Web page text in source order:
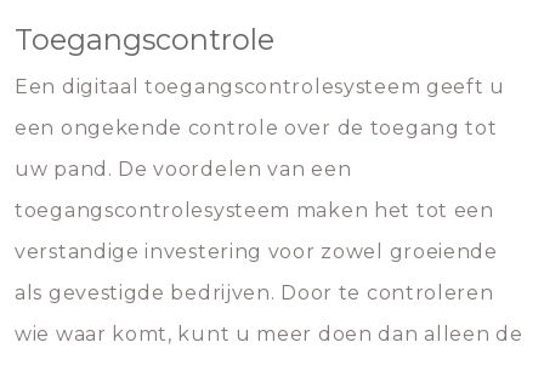
Toegangscontrole
Een digitaal toegangscontrolesysteem geeft u
een ongekende controle over de toegang tot
uw pand. De voordelen van een
toegangscontrolesysteem maken het tot een
verstandige investering voor zowel groeiende
als gevestigde bedrijven. Door te controleren
wie waar komt, kunt u meer doen dan alleen de